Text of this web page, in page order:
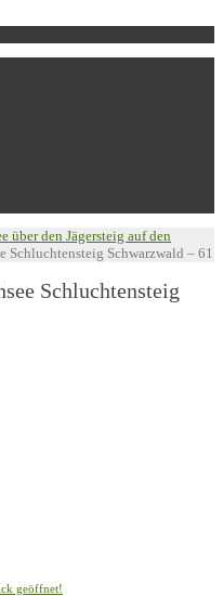
über den Jägersteig auf den
Schluchtensteig Schwarzwald – 61
Schluchtensteig
geöffnet!